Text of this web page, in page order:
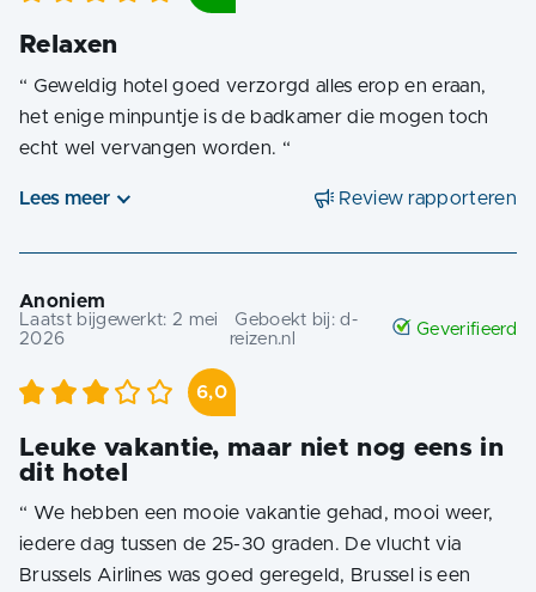
Relaxen
“ Geweldig hotel goed verzorgd alles erop en eraan,
het enige minpuntje is de badkamer die mogen toch
echt wel vervangen worden. “
Lees meer Review rapporteren
Anoniem
Laatst bijgewerkt: 2 mei
2026
Geboekt bij:d-
reizen.nl
Geverifieerd
6,0
Leuke vakantie, maar niet nog eens in
dit hotel
“ We hebben een mooie vakantie gehad, mooi weer,
iedere dag tussen de 25-30 graden. De vlucht via
Brussels Airlines was goed geregeld, Brussel is een